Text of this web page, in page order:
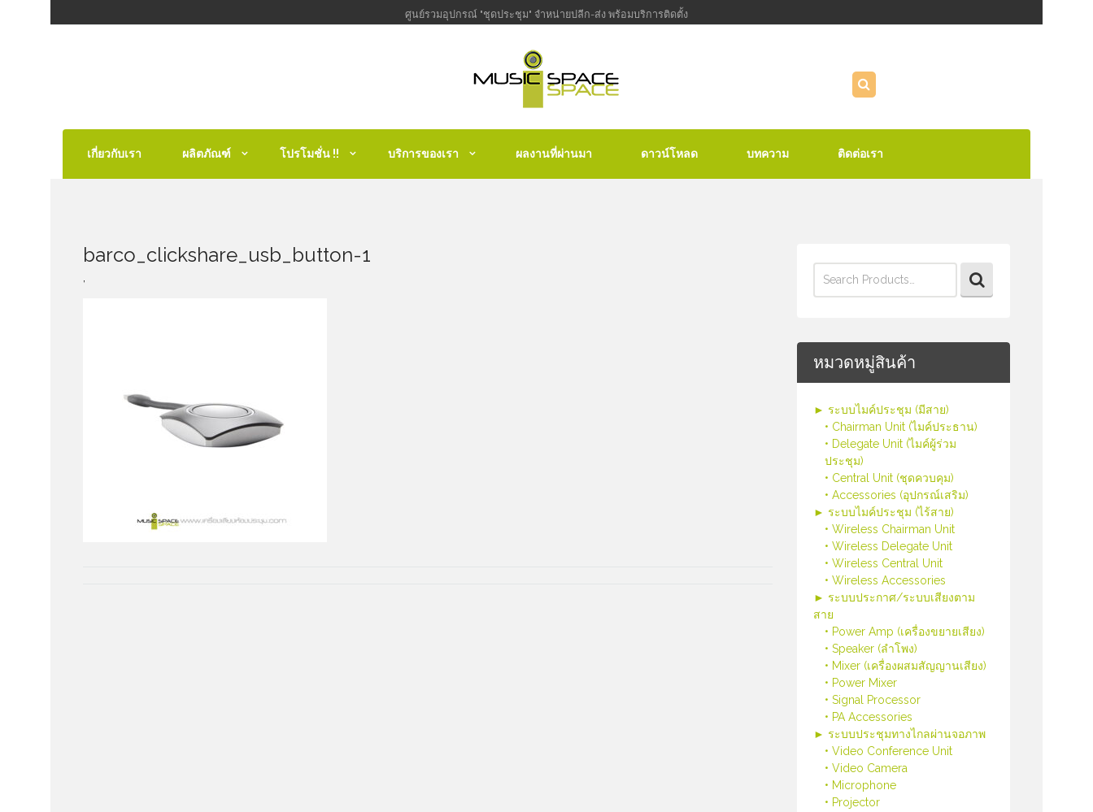
ศูนย์รวมอุปกรณ์ "ชุดประชุม" จำหน่ายปลีก-ส่ง พร้อมบริการติดตั้ง
เกี่ยวกับเรา ผลิตภัณฑ์ โปรโมชั่น !! บริการของเรา ผลงานที่ผ่านมา ดาวน์โหลด บทความ ติดต่อเรา
for:
หมวดหมู่สินค้า
► ระบบไมค์ประชุม (มีสาย)
• Chairman Unit (ไมค์ประธาน)
• Delegate Unit (ไมค์ผู้ร่วม
ประชุม)
• Central Unit (ชุดควบคุม)
• Accessories (อุปกรณ์เสริม)
► ระบบไมค์ประชุม (ไร้สาย)
• Wireless Chairman Unit
• Wireless Delegate Unit
• Wireless Central Unit
• Wireless Accessories
► ระบบประกาศ/ระบบเสียงตาม
สาย
• Power Amp (เครื่องขยายเสียง)
• Speaker (ลำโพง)
• Mixer (เครื่องผสมสัญญานเสียง)
• Power Mixer
• Signal Processor
• PA Accessories
► ระบบประชุมทางไกลผ่านจอภาพ
• Video Conference Unit
• Video Camera
• Microphone
• Projector
barco_clickshare_usb_button-1